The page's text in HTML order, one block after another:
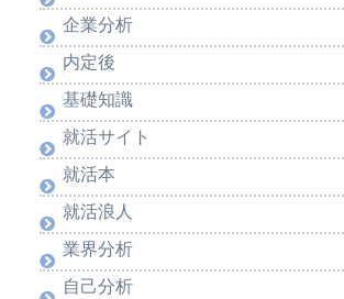
企業分析
内定後
基礎知識
就活サイト
就活本
就活浪人
業界分析
自己分析